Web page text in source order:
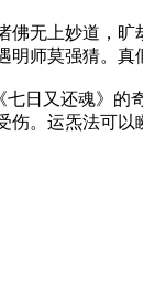
无上妙道，旷
师莫强猜。真
日又还魂》的
。运炁法可以